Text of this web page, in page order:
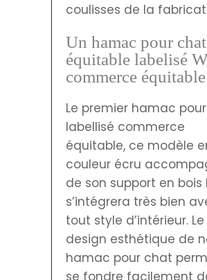
coulisses de la
Un hamac pour chat
équitable labelisé
commerce équitable
Le premier hamac
labellisé commerce
équitable, ce modèle
couleur écru
de son support en bois
s’intégrera très bien
tout style d’intérieur. Le
design esthétique de
hamac pour chat
se fondre facilement